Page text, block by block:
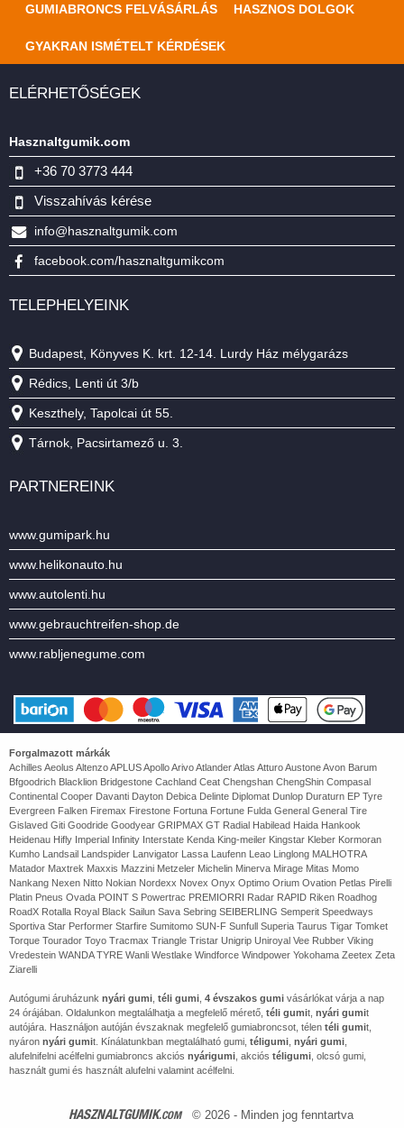
GUMIABRONCS FELVÁSÁRLÁS HASZNOS DOLGOK
GYAKRAN ISMÉTELT KÉRDÉSEK
ELÉRHETŐSÉGEK
Hasznaltgumik.com
+36 70 3773 444
Visszahívás kérése
info@hasznaltgumik.com
facebook.com/hasznaltgumikcom
TELEPHELYEINK
Budapest, Könyves K. krt. 12-14. Lurdy Ház mélygarázs
Rédics, Lenti út 3/b
Keszthely, Tapolcai út 55.
Tárnok, Pacsirtamező u. 3.
PARTNEREINK
www.gumipark.hu
www.helikonauto.hu
www.autolenti.hu
www.gebrauchtreifen-shop.de
www.rabljenegume.com
Forgalmazott márkák
Achilles Aeolus Altenzo APLUS Apollo Arivo Atlander Atlas Atturo Austone Avon Barum
Bfgoodrich Blacklion Bridgestone Cachland Ceat Chengshan ChengShin Compasal
Continental Cooper Davanti Dayton Debica Delinte Diplomat Dunlop Duraturn EP Tyre
Evergreen Falken Firemax Firestone Fortuna Fortune Fulda General General Tire
Gislaved Giti Goodride Goodyear GRIPMAX GT Radial Habilead Haida Hankook
Heidenau Hifly Imperial Infinity Interstate Kenda King-meiler Kingstar Kleber Kormoran
Kumho Landsail Landspider Lanvigator Lassa Laufenn Leao Linglong MALHOTRA
Matador Maxtrek Maxxis Mazzini Metzeler Michelin Minerva Mirage Mitas Momo
Nankang Nexen Nitto Nokian Nordexx Novex Onyx Optimo Orium Ovation Petlas Pirelli
Platin Pneus Ovada POINT S Powertrac PREMIORRI Radar RAPID Riken Roadhog
RoadX Rotalla Royal Black Sailun Sava Sebring SEIBERLING Semperit Speedways
Sportiva Star Performer Starfire Sumitomo SUN-F Sunfull Superia Taurus Tigar Tomket
Torque Tourador Toyo Tracmax Triangle Tristar Unigrip Uniroyal Vee Rubber Viking
Vredestein WANDA TYRE Wanli Westlake Windforce Windpower Yokohama Zeetex Zeta
Ziarelli
Autógumi áruházunk nyári gumi téli gumi 4 évszakos gumi vásárlókat várja a nap
24 órájában. Oldalunkon megtalálhatja a megfelelő mérető, téli gumit, nyári gumit
autójára. Használjon autóján évszaknak megfelelő gumiabroncsot, télen téli gumit,
nyáron nyári gumit. Kínálatunkban megtalálható gumi, téligumi nyári gumi
alufelnifelni acélfelni gumiabroncs akciós nyárigumi , akciós téligumi , olcsó gumi,
használt gumi és használt alufelni valamint acélfelni.
HASZNALTGUMIK.COM © 2026 - Minden jog fenntartva